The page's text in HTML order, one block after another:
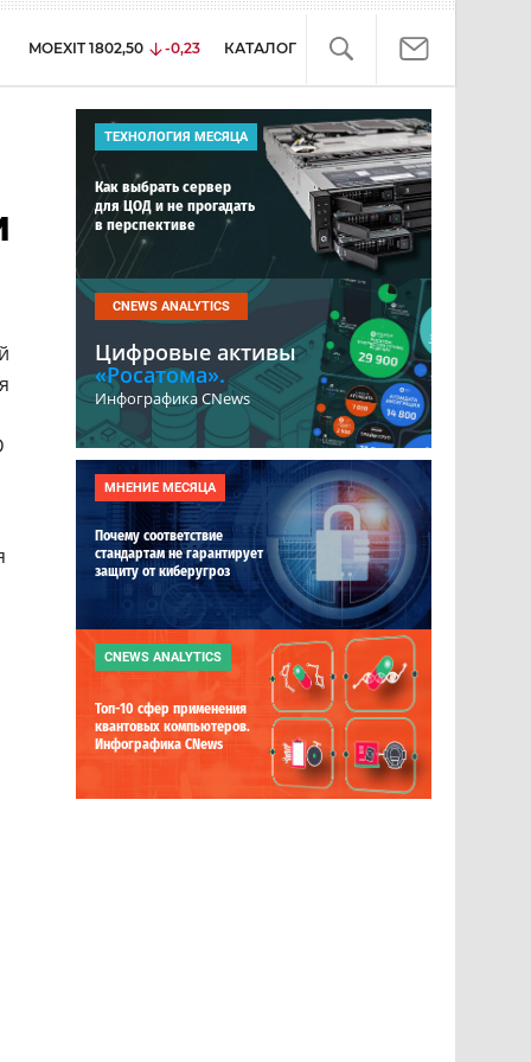
MOEXIT 1802,50 -0,23 КАТАЛОГ
ТЕХНОЛОГИЯ МЕСЯЦА
Как выбрать сервер
для ЦОД и не прогадать
в перспективе
CNEWS ANALYTICS
Цифровые активы
«Росатома».
Инфографика CNews
МНЕНИЕ МЕСЯЦА
Почему соответствие
стандартам не гарантирует
защиту от киберугроз
CNEWS ANALYTICS
Топ-10 сфер применения
квантовых компьютеров.
Инфографика CNews